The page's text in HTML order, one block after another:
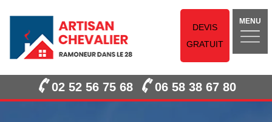
DEVIS
GRATUIT
MENU
02 52 56 75 68 06 58 38 67 80